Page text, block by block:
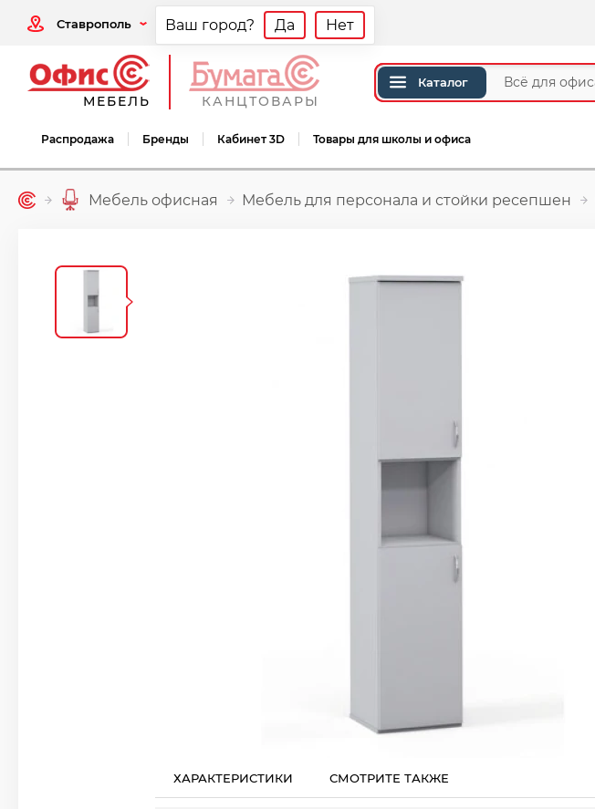
Ставрополь Ваш город? Да Нет
МЕБЕЛЬ КАНЦТОВАРЫ
Каталог
Распродажа Бренды Кабинет 3D Товары для школы и офиса
Мебель офисная Мебель для персонала и стойки ресепшен
ХАРАКТЕРИСТИКИ СМОТРИТЕ ТАКЖЕ